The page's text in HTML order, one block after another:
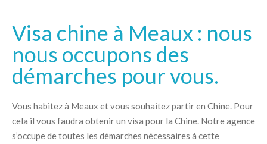
Visa chine à Meaux : nous
nous occupons des
démarches pour vous.
Vous habitez à Meaux et vous souhaitez partir en Chine. Pour
cela il vous faudra obtenir un visa pour la Chine. Notre agence
s’occupe de toutes les démarches nécessaires à cette